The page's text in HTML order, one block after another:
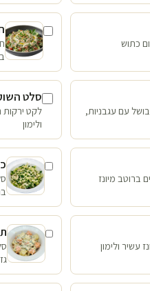
כתוש
עם עגבניות,
סלט
לקט ירקות
ולימון
ברוטב מיונז
עשיר ולימון